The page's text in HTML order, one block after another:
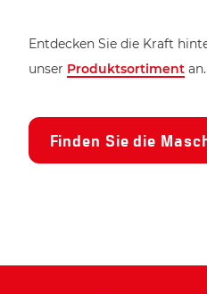
Entdecken Sie die Kraft
unser Produktsortimentan.
Finden Sie die